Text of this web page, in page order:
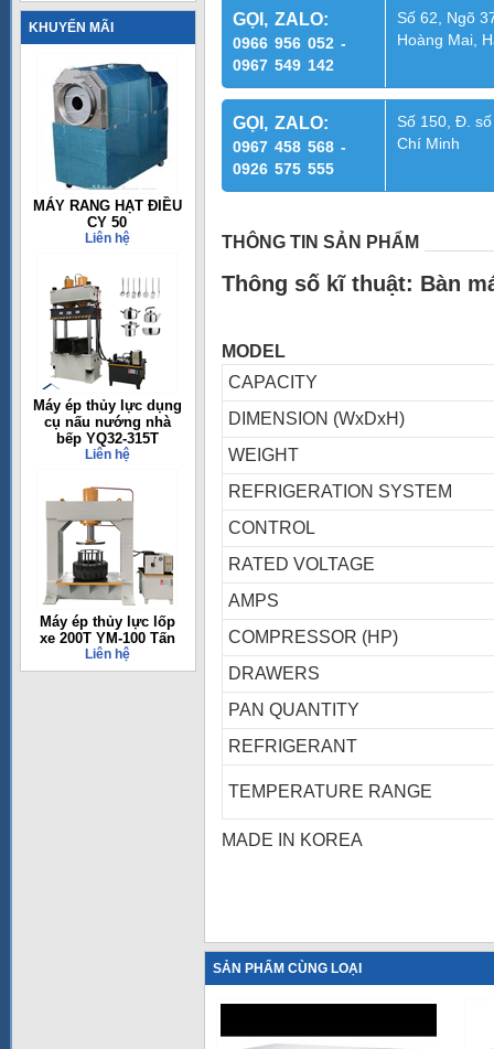
KHUYẾN MÃI
MÁY RANG HẠT ĐIỀU
CY 50
Liên hệ
Máy ép thủy lực dụng
cụ nấu nướng nhà
bếp YQ32-315T
Liên hệ
Máy ép thủy lực lốp
xe 200T YM-100 Tấn
Liên hệ
GỌI, ZALO:
0966 956 052 -
0967 549 142
Số 62, Ngõ
Hoàng Mai,
GỌI, ZALO:
0967 458 568 -
0926 575 555
Số 150, Đ.
Chí Minh
THÔNG TIN SẢN PHẨM
Thông số kĩ thuật: Bàn
MODEL
CAPACITY
DIMENSION (WxDxH)
WEIGHT
REFRIGERATION SYSTEM
CONTROL
RATED VOLTAGE
AMPS
COMPRESSOR (HP)
DRAWERS
PAN QUANTITY
REFRIGERANT
TEMPERATURE RANGE
MADE IN KOREA
SẢN PHẨM CÙNG LOẠI